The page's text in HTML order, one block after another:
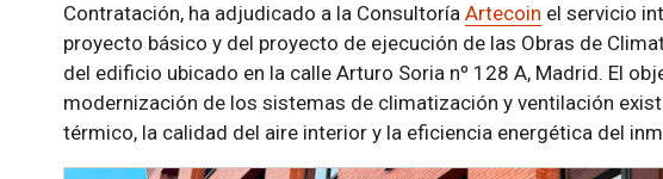
Contratación, ha adjudicado a la Consultoría Artecoin el servicio
proyecto básico y del proyecto de ejecución de las Obras de
del edificio ubicado en la calle Arturo Soria nº 128 A, Madrid. El
modernización de los sistemas de climatización y ventilación
térmico, la calidad del aire interior y la eficiencia energética del